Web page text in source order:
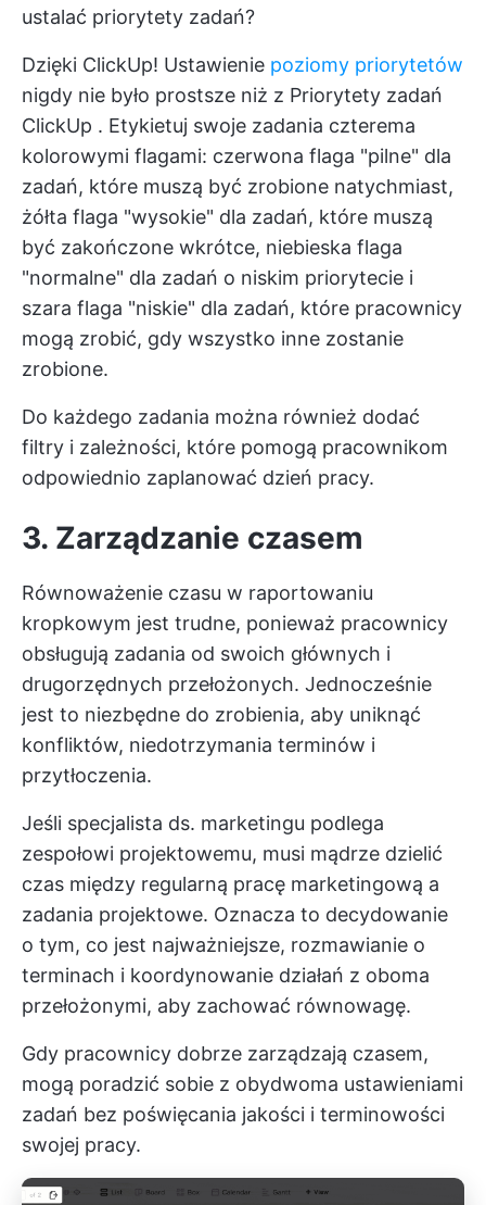
ustalać priorytety zadań?
Dzięki ClickUp! Ustawienie poziomy priorytetów
nigdy nie było prostsze niż z Priorytety zadań
ClickUp . Etykietuj swoje zadania czterema
kolorowymi flagami: czerwona flaga "pilne" dla
zadań, które muszą być zrobione natychmiast,
żółta flaga "wysokie" dla zadań, które muszą
być zakończone wkrótce, niebieska flaga
"normalne" dla zadań o niskim priorytecie i
szara flaga "niskie" dla zadań, które pracownicy
mogą zrobić, gdy wszystko inne zostanie
zrobione.
Do każdego zadania można również dodać
filtry i zależności, które pomogą pracownikom
odpowiednio zaplanować dzień pracy.
3. Zarządzanie czasem
Równoważenie czasu w raportowaniu
kropkowym jest trudne, ponieważ pracownicy
obsługują zadania od swoich głównych i
drugorzędnych przełożonych. Jednocześnie
jest to niezbędne do zrobienia, aby uniknąć
konfliktów, niedotrzymania terminów i
przytłoczenia.
Jeśli specjalista ds. marketingu podlega
zespołowi projektowemu, musi mądrze dzielić
czas między regularną pracę marketingową a
zadania projektowe. Oznacza to decydowanie
o tym, co jest najważniejsze, rozmawianie o
terminach i koordynowanie działań z oboma
przełożonymi, aby zachować równowagę.
Gdy pracownicy dobrze zarządzają czasem,
mogą poradzić sobie z obydwoma ustawieniami
zadań bez poświęcania jakości i terminowości
swojej pracy.